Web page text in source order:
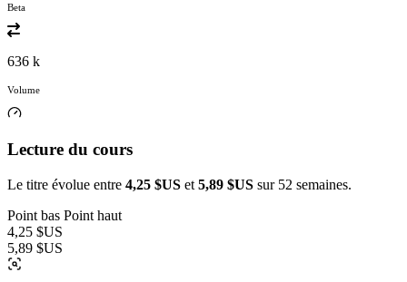
Beta
636 k
Volume
Lecture du cours
Le titre évolue entre 4,25 $US et 5,89 $US sur 52 semaines.
Point bas Point haut
4,25 $US
5,89 $US